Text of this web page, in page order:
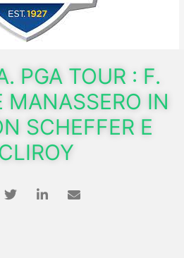
PGA TOUR : F.
MANASSERO IN
SCHEFFER E